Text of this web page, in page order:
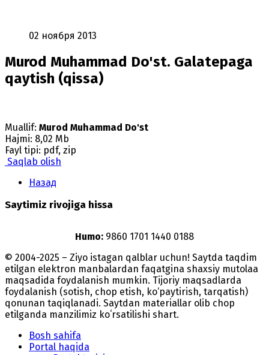
02 ноября 2013
Murod Muhammad Do'st. Galatepaga
qaytish (qissa)
Muallif: Murod Muhammad Do'st
Hajmi: 8,02 Mb
Fayl tipi: pdf, zip
Saqlab olish
Назад
Saytimiz rivojiga hissa
Humo: 9860 1701 1440 0188
© 2004-2025 – Ziyo istagan qalblar uchun! Saytda taqdim
etilgan elektron manbalardan faqatgina shaxsiy mutolaa
maqsadida foydalanish mumkin. Tijoriy maqsadlarda
foydalanish (sotish, chop etish, ko‘paytirish, tarqatish)
qonunan taqiqlanadi. Saytdan materiallar olib chop
etilganda manzilimiz koʻrsatilishi shart.
Bosh sahifa
Portal haqida